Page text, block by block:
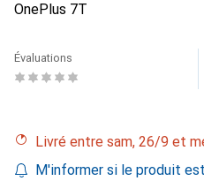
OnePlus 7T
Évaluations
Livré entre sam, 26/9 et
M'informer si le produit